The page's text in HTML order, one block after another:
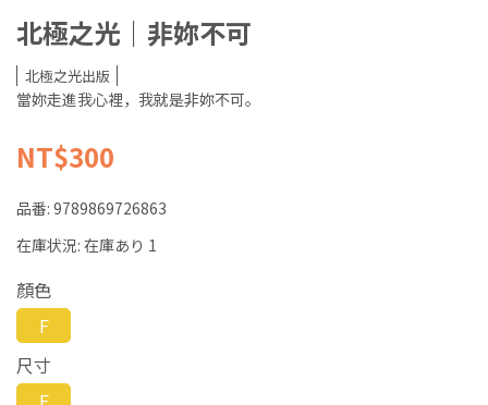
北極之光｜非妳不可
北極之光出版
當妳走進我心裡，我就是非妳不可。
NT$300
品番: 9789869726863
在庫状況: 在庫あり 1
顏色
F
尺寸